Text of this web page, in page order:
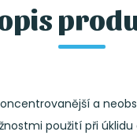
a
použití při